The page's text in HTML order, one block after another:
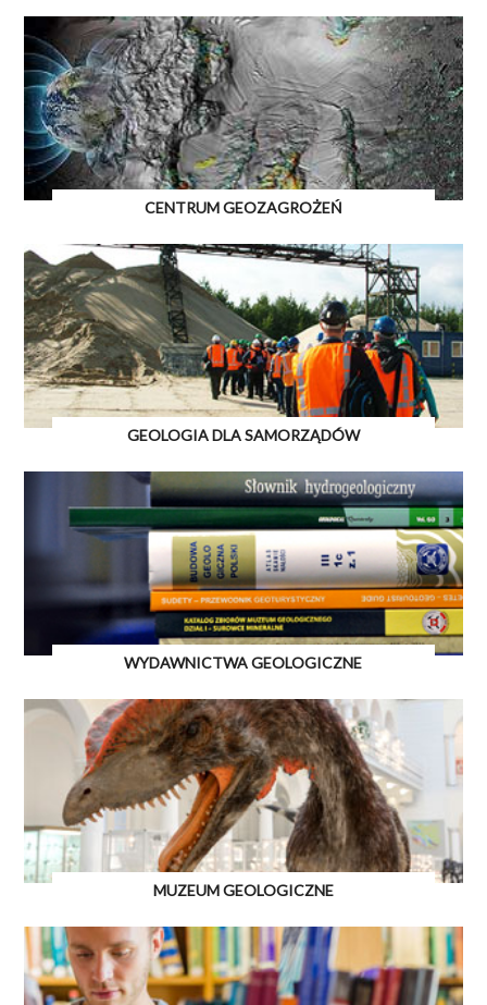
CENTRUM GEOZAGROŻEŃ
GEOLOGIA DLA SAMORZĄDÓW
WYDAWNICTWA GEOLOGICZNE
MUZEUM GEOLOGICZNE